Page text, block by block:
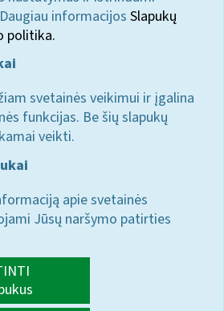
informacijos Slapukų
politika.
svetainės veikimui ir įgalina
funkcijas. Be šių slapukų
veikti.
apie svetainės
Jūsų naršymo patirties